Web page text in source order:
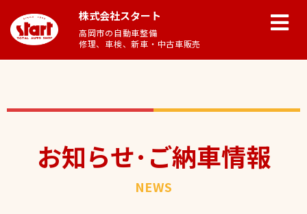
株式会社スタート
高岡市の自動車整備
修理、車検、新車・中古車販売
お知らせ･ご納車情報
NEWS